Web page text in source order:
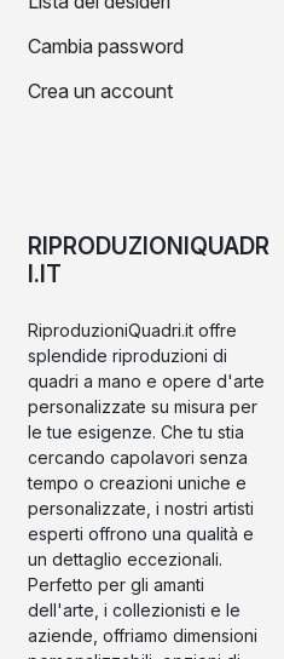
Cambia password
Crea un account
RIPRODUZIONIQUADR
I.IT
RiproduzioniQuadri.it offre
splendide riproduzioni di
quadri a mano e opere d'arte
personalizzate su misura per
le tue esigenze. Che tu stia
cercando capolavori senza
tempo o creazioni uniche e
personalizzate, i nostri artisti
esperti offrono una qualità e
un dettaglio eccezionali.
Perfetto per gli amanti
dell'arte, i collezionisti e le
aziende, offriamo dimensioni